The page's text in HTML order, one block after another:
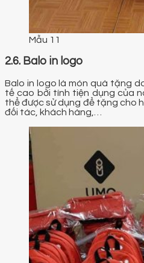
Mẫu 11
2.6. Balo in logo
Balo in logo là món quà tặng
tế cao bởi tính tiện dụng của
thể được sử dụng để tặng cho
đối tác, khách hàng,…